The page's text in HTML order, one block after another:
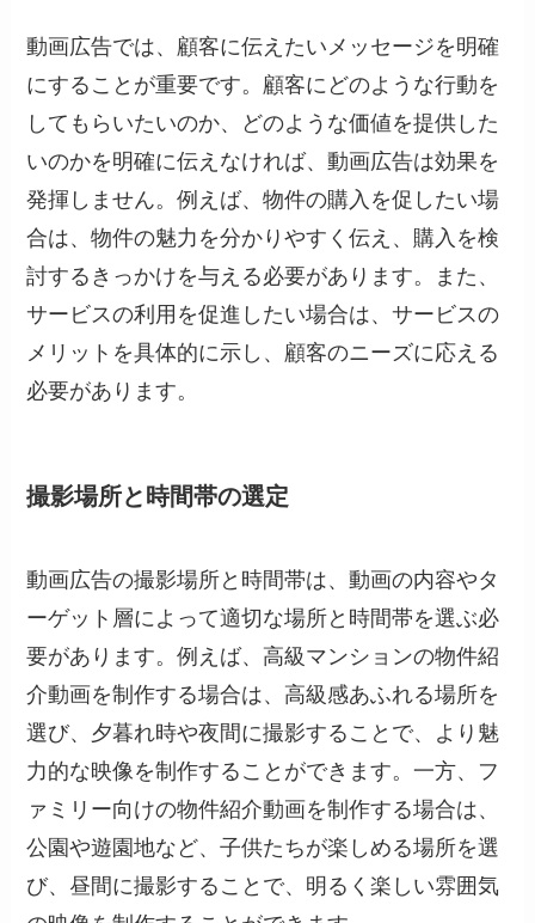
動画広告では、顧客に伝えたいメッセージを明確
にすることが重要です。顧客にどのような行動を
してもらいたいのか、どのような価値を提供した
いのかを明確に伝えなければ、動画広告は効果を
発揮しません。例えば、物件の購入を促したい場
合は、物件の魅力を分かりやすく伝え、購入を検
討するきっかけを与える必要があります。また、
サービスの利用を促進したい場合は、サービスの
メリットを具体的に示し、顧客のニーズに応える
必要があります。
撮影場所と時間帯の選定
動画広告の撮影場所と時間帯は、動画の内容やタ
ーゲット層によって適切な場所と時間帯を選ぶ必
要があります。例えば、高級マンションの物件紹
介動画を制作する場合は、高級感あふれる場所を
選び、夕暮れ時や夜間に撮影することで、より魅
力的な映像を制作することができます。一方、フ
ァミリー向けの物件紹介動画を制作する場合は、
公園や遊園地など、子供たちが楽しめる場所を選
び、昼間に撮影することで、明るく楽しい雰囲気